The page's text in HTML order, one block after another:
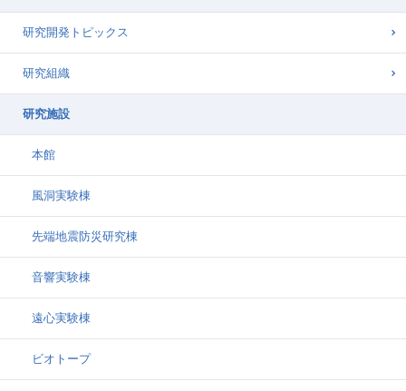
研究開発トピックス
研究組織
研究施設
本館
風洞実験棟
先端地震防災研究棟
音響実験棟
遠心実験棟
ビオトープ